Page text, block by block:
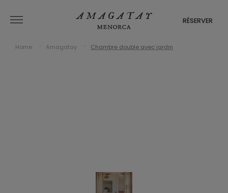
RÉSERVER
Home Amagatay Chambre double avec jardin